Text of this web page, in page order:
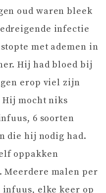
oud waren bleek
infectie
met ademen in
Hij had bloed bij
erop viel zijn
mocht niks
6 soorten
die hij nodig had.
oppakken
Meerdere malen per
elke keer op